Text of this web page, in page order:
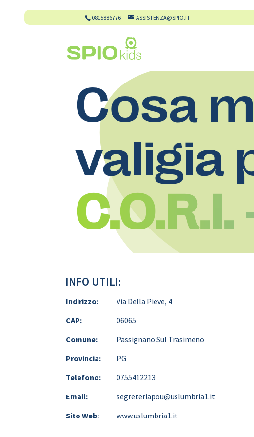
0815886776 ASSISTENZA@SPIO.IT
Cosa
valigia
INFO UTILI:
Indirizzo:
Via Della Pieve, 4
CAP:
06065
Comune:
Passignano Sul Trasimeno
Provincia:
PG
Telefono:
0755412213
Email:
segreteriapou@uslumbria1.it
Sito Web:
www.uslumbria1.it